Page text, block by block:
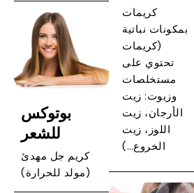
كريمات
بمكونات نباتية
(كريمات
تحتوي على
مستخلصات
وزيوت: زيت
الأرجان، زيت
اللوز، زيت
الخروع…)
بوتوكس
للشعر
كريم جل مهدئ
(مولد للحرارة)